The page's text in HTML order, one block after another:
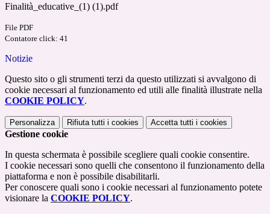
Finalità_educative_(1) (1).pdf
File PDF
Contatore click: 41
Notizie
Questo sito o gli strumenti terzi da questo utilizzati si avvalgono di
cookie necessari al funzionamento ed utili alle finalità illustrate nella
COOKIE POLICY.
Personalizza Rifiuta tutti i cookies Accetta tutti i cookies
Gestione cookie
In questa schermata è possibile scegliere quali cookie consentire.
I cookie necessari sono quelli che consentono il funzionamento della
piattaforma e non è possibile disabilitarli.
Per conoscere quali sono i cookie necessari al funzionamento potete
visionare la COOKIE POLICY.